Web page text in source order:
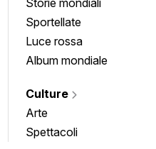
Sportellate
Luce rossa
Album mondiale
Culture
Arte
Spettacoli